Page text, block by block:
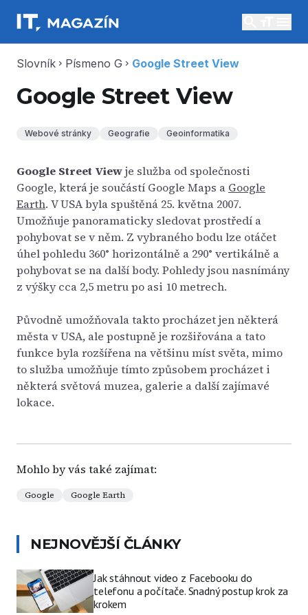
Slovník chevron_right Písmeno G chevron_right Google Street View
Google Street View
Webové stránky Geografie Geoinformatika
Google Street Viewje služba od společnosti
Google, která je součástí Google Maps a Google
Earth. V USA byla spuštěná 25. května 2007.
Umožňuje panoramaticky sledovat prostředí a
pohybovat se v něm. Z vybraného bodu lze otáčet
úhel pohledu 360° horizontálně a 290° vertikálně a
pohybovat se na další body. Pohledy jsou nasnímány
z výšky cca 2,5 metru po asi 10 metrech.
Původně umožňovala takto procházet jen některá
města v USA, ale postupně je rozšiřována a tato
funkce byla rozšířena na většinu míst světa, mimo
to služba umožňuje tímto způsobem procházet i
některá světová muzea, galerie a další zajímavé
lokace.
Mohlo by vás také zajímat:
Google Google Earth
NEJNOVĚJŠÍ ČLÁNKY
Jak stáhnout video z Facebooku do
telefonu a počítače. Snadný postup krok za
krokem